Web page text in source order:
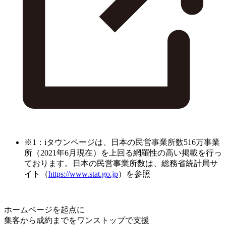
※1：iタウンページは、日本の民営事業所数516万事業
所（2021年6月現在）を上回る網羅性の高い掲載を行っ
ております。日本の民営事業所数は、総務省統計局サ
イト（https://www.stat.go.jp）を参照
ホームページを起点に
集客から成約までをワンストップで支援